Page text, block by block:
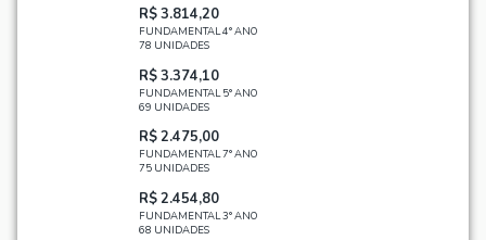
R$ 3.814,20
FUNDAMENTAL 4° ANO
78 UNIDADES
R$ 3.374,10
FUNDAMENTAL 5° ANO
69 UNIDADES
R$ 2.475,00
FUNDAMENTAL 7° ANO
75 UNIDADES
R$ 2.454,80
FUNDAMENTAL 3° ANO
68 UNIDADES